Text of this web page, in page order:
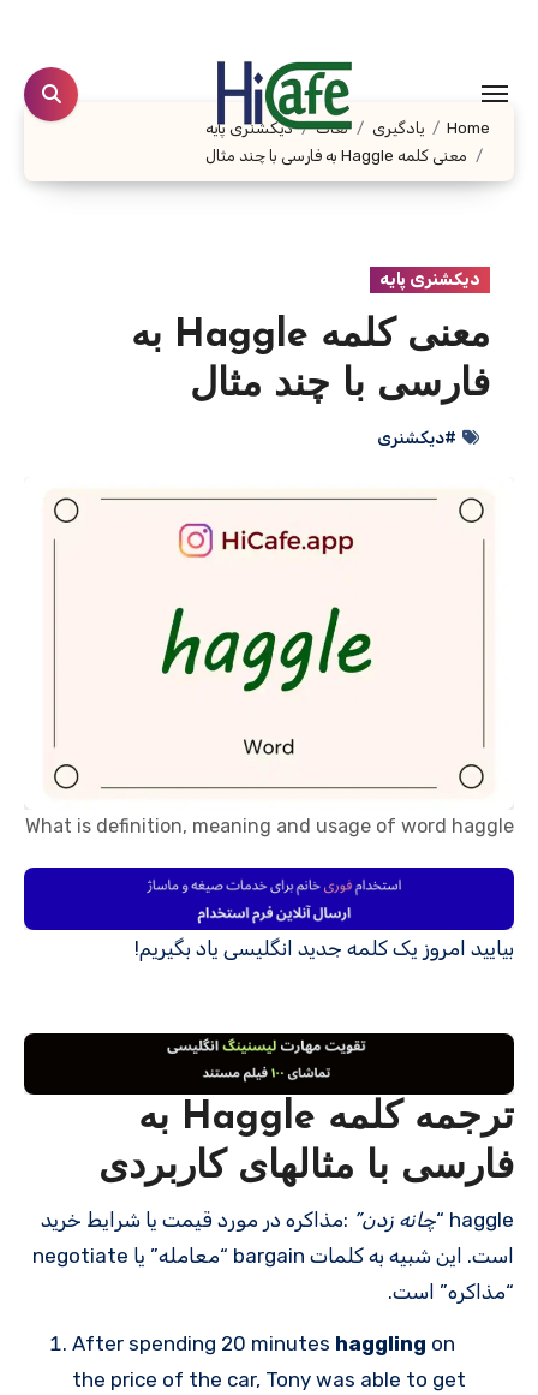
content
Home یادگیری لغات
دیکشنری پایه
معنی کلمه Haggle به فارسی با چند مثال
دیکشنری پایه
معنی کلمه Haggle به
فارسی با چند مثال
#دیکشنری
What is definition, meaning and usage of word haggle
بیایید امروز یک کلمه جدید انگلیسی یاد بگیریم!
ترجمه کلمه Haggle به
فارسی با مثالهای کاربردی
haggle “ چانه زدن” :مذاکره در مورد قیمت یا شرایط خرید
است. این شبیه به کلمات bargain “معامله” یا negotiate
“مذاکره” است.
After spending 20 minutes haggling on
the price of the car, Tony was able to get